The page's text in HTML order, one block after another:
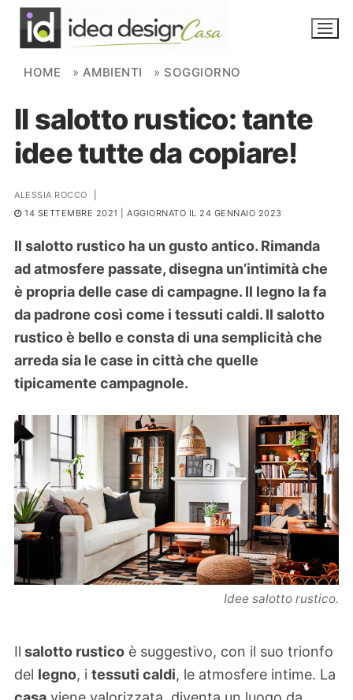
Skip to content
NOVITÀ
AMBIENTI
FAI DA TE
Ortaggio
Search for:
HOME » AMBIENTI » SOGGIORNO
Il salotto rustico: tante
idee tutte da copiare!
ALESSIA ROCCO
14 SETTEMBRE 2021
| AGGIORNATO IL 24 GENNAIO 2023
Il salotto rustico ha un gusto antico. Rimanda
ad atmosfere passate, disegna un’intimità che
è propria delle case di campagne. Il legno la fa
da padrone così come i tessuti caldi. Il salotto
rustico è bello e consta di una semplicità che
arreda sia le case in città che quelle
tipicamente campagnole.
Idee salotto rustico.
Il salotto rustico è suggestivo, con il suo trionfo
del legno, i tessuti caldi, le atmosfere intime. La